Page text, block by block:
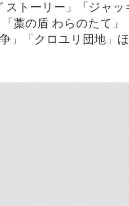
ストーリー」「ジャ
藁の盾 わらのたて」
」「クロユリ団地」